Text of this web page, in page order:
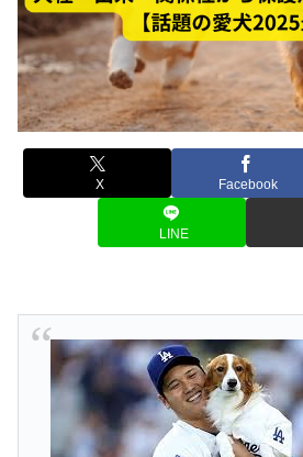
X Facebook
LINE